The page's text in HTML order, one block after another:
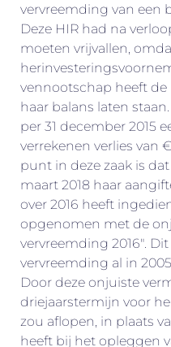
vervreemding van een
Deze HIR had na
moeten vrijvallen,
vennootschap heeft de
haar balans laten
per 31 december 2015
verrekenen verlies van
punt in deze zaak is
maart 2018 haar
over 2016 heeft
opgenomen met de
vervreemding 2016".
vervreemding al in
Door deze onjuiste
driejaarstermijn voor
zou aflopen, in plaats
heeft bij het opleggen